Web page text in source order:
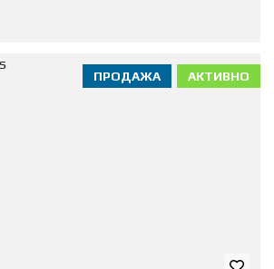
АКТИВНО
ПРОДАЖА